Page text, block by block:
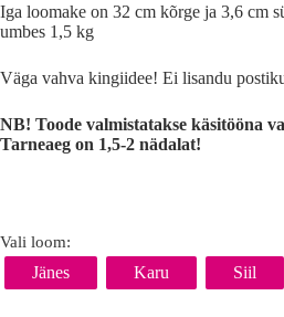
Iga loomake on 32 cm kõrge ja 3,6 cm
umbes 1,5 kg
Väga vahva kingiidee! Ei lisandu
NB! Toode valmistatakse käsitööna
Tarneaeg on 1,5-2 nädalat!
Vali loom:
Jänes Karu Siil